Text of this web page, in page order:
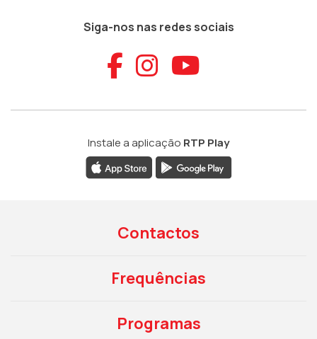
Siga-nos nas redes sociais
Aceder ao
Aceder ao
Aceder
Instale a aplicação RTP Play
Contactos
Frequências
Programas